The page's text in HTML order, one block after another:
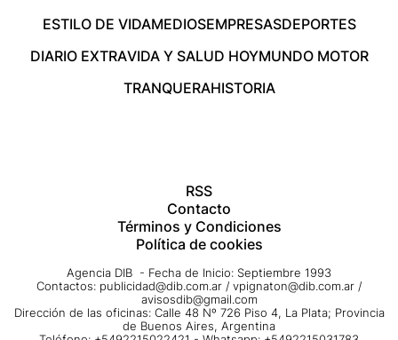
ESTILO DE VIDAMEDIOSEMPRESASDEPORTES
DIARIO EXTRAVIDA Y SALUD HOYMUNDO MOTOR
TRANQUERAHISTORIA
RSS
Contacto
Términos y Condiciones
Política de cookies
Agencia DIB - Fecha de Inicio: Septiembre 1993
Contactos: publicidad@dib.com.ar / vpignaton@dib.com.ar /
avisosdib@gmail.com
Dirección de las oficinas: Calle 48 Nº 726 Piso 4, La Plata; Provincia
de Buenos Aires, Argentina